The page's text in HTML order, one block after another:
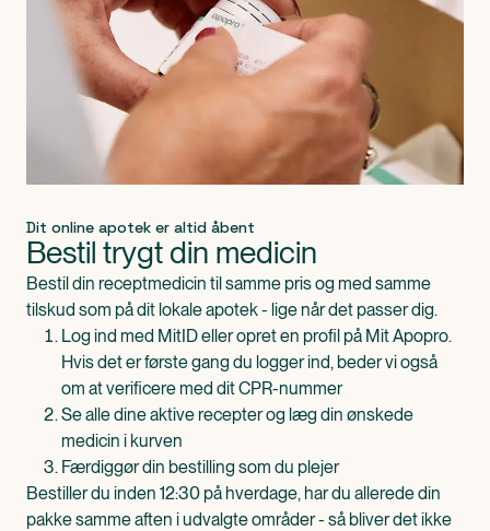
Dit online apotek er altid åbent
Bestil trygt din medicin
Bestil din receptmedicin til samme pris og med samme
tilskud som på dit lokale apotek - lige når det passer dig.
Log ind med MitID eller opret en profil på Mit Apopro.
Hvis det er første gang du logger ind, beder vi også
om at verificere med dit CPR-nummer
Se alle dine aktive recepter og læg din ønskede
medicin i kurven
Færdiggør din bestilling som du plejer
Bestiller du inden 12:30 på hverdage, har du allerede din
pakke samme aften i udvalgte områder - så bliver det ikke